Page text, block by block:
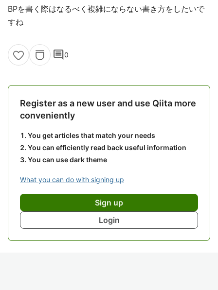
BPを書く際はなるべく複雑にならない書き方をしたいで
すね
comment0
Register as a new user and use Qiita more
conveniently
You get articles that match your needs
You can efficiently read back useful information
You can use dark theme
What you can do with signing up
Sign up
Login